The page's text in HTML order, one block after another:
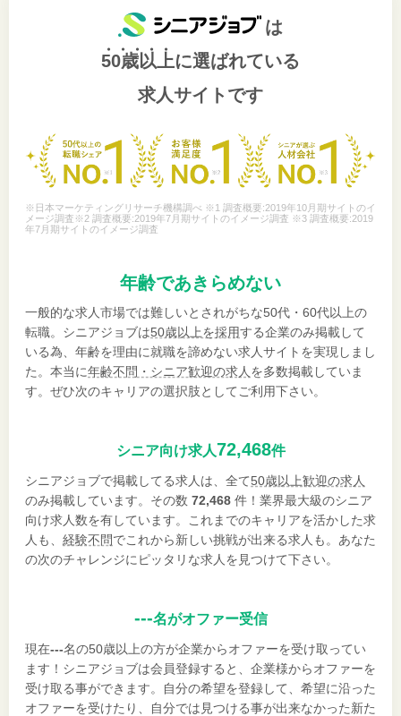
は
50歳以上に選ばれている
求人サイトです
※日本マーケティングリサーチ機構調べ ※1 調査概要:2019年10月期サイトのイ
メージ調査※2 調査概要:2019年7月期サイトのイメージ調査 ※3 調査概要:2019
年7月期サイトのイメージ調査
年齢であきらめない
一般的な求人市場では難しいとされがちな50代・60代以上の
転職。シニアジョブは50歳以上を採用する企業のみ掲載して
いる為、年齢を理由に就職を諦めない求人サイトを実現しまし
た。本当に年齢不問・シニア歓迎の求人 を多数掲載していま
す。ぜひ次のキャリアの選択肢としてご利用下さい。
シニア向け求人72,468件
シニアジョブで掲載してる求人は、全て50歳以上歓迎の求人
のみ掲載しています。その数 72,468 件！業界最大級のシニア
向け求人数を有しています。これまでのキャリアを活かした求
人も、 経験不問でこれから新しい挑戦が出来る求人も。あなた
の次のチャレンジにピッタリな求人を見つけて下さい。
---名がオファー受信
現在---名の50歳以上の方が企業からオファーを受け取ってい
ます！シニアジョブは会員登録すると、企業様からオファーを
受け取る事ができます。自分の希望を登録して、希望に沿った
オファーを受けたり、自分では見つける事が出来なかった新た